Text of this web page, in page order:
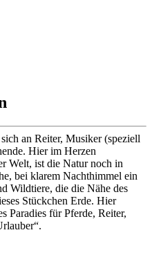
an Reiter, Musiker (speziell
Hier im Herzen
Welt, ist die Natur noch in
bei klarem Nachthimmel ein
Wildtiere, die die Nähe des
Stückchen Erde. Hier
Paradies für Pferde, Reiter,